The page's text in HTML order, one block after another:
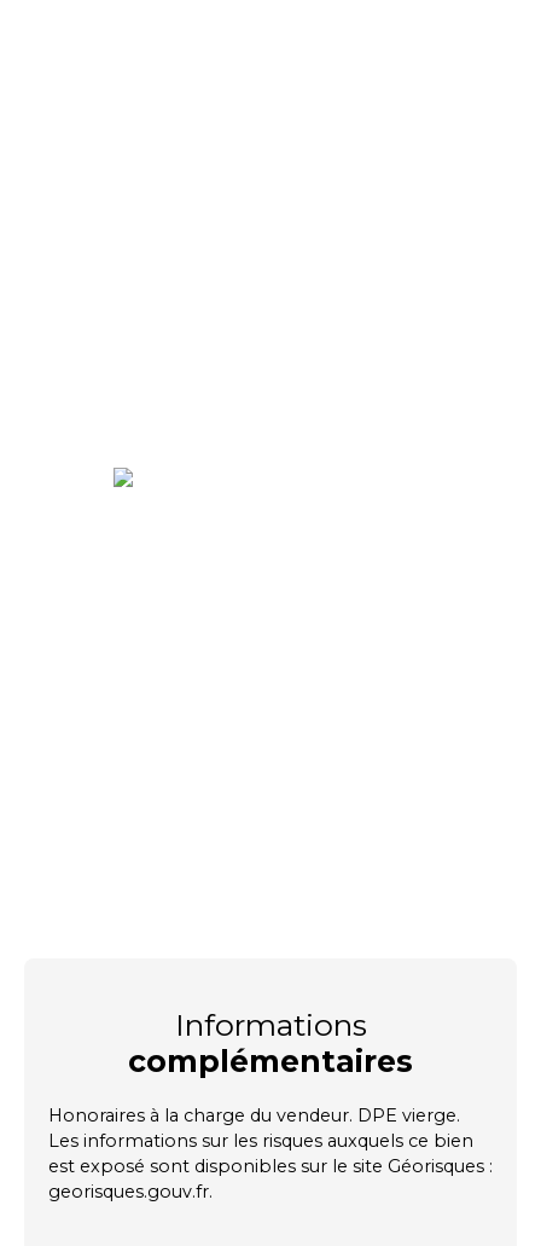
Informations
complémentaires
Honoraires à la charge du vendeur. DPE vierge.
Les informations sur les risques auxquels ce bien
est exposé sont disponibles sur le site Géorisques :
georisques.gouv.fr.